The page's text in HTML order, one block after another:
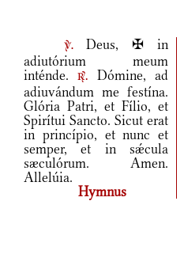
v.Deus, ✠ in
adiutórium meum
inténde.r.
Dómine, ad
adiuvándum me festína.
Glória Patri, et Fílio, et
Spirítui Sancto. Sicut erat
in princípio, et nunc et
semper, et in sǽcula
sæculórum. Amen.
Allelúia.
Hymnus